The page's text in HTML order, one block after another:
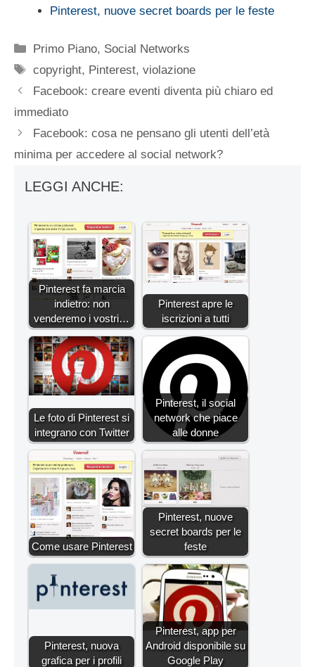
Pinterest, nuove secret boards per le feste
Categorie
Primo Piano, Social Networks
Tag
copyright, Pinterest,violazione
Facebook: creare eventi diventa più chiaro ed
immediato
Facebook: cosa ne pensano gli utenti dell’età
minima per accedere al social network?
LEGGI ANCHE:
Pinterest fa marcia
indietro: non
venderemo i vostri…
Pinterest apre le
iscrizioni a tutti
Le foto di Pinterest si
integrano con Twitter
Pinterest, il social
network che piace
alle donne
Come usare Pinterest
Pinterest, nuove
secret boards per le
feste
Pinterest, nuova
grafica per i profili
Pinterest, app per
Android disponibile su
Google Play